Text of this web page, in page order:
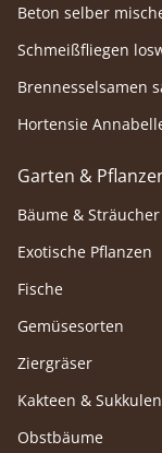
Beton selber
Schmeißfliegen
Brennesselsamen
Hortensie
Garten &
Bäume & Sträucher
Exotische Pflanzen
Fische
Gemüsesorten
Ziergräser
Kakteen &
Obstbäume